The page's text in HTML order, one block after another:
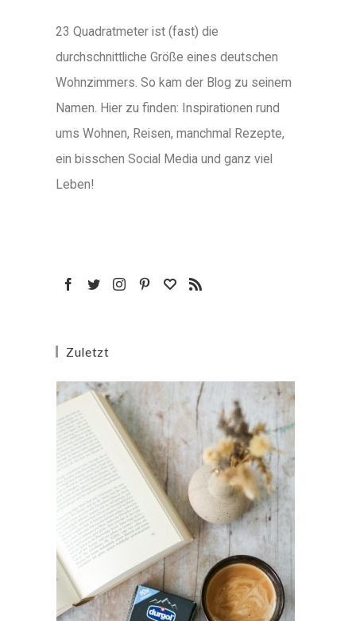
23 Quadratmeter ist (fast) die
durchschnittliche Größe eines deutschen
Wohnzimmers. So kam der Blog zu seinem
Namen. Hier zu finden: Inspirationen rund
ums Wohnen, Reisen, manchmal Rezepte,
ein bisschen Social Media und ganz viel
Leben!
Zuletzt